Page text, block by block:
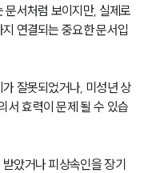
문서처럼 보이지만, 실제로
연결되는 중요한 문서입
잘못되었거나, 미성년 상
서 효력이 문제 될 수 있습
았거나 피상속인을 장기